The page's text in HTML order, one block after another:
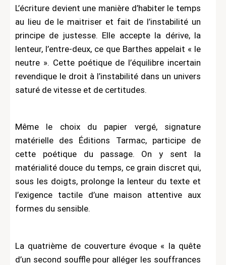
L’écriture devient une manière d’habiter le temps
au lieu de le maitriser et fait de l’instabilité un
principe de justesse. Elle accepte la dérive, la
lenteur, l’entre-deux, ce que Barthes appelait « le
neutre ». Cette poétique de l’équilibre incertain
revendique le droit à l’instabilité dans un univers
saturé de vitesse et de certitudes.
Même le choix du papier vergé, signature
matérielle des Éditions Tarmac, participe de
cette poétique du passage. On y sent la
matérialité douce du temps, ce grain discret qui,
sous les doigts, prolonge la lenteur du texte et
l’exigence tactile d’une maison attentive aux
formes du sensible.
La quatrième de couverture évoque « la quête
d’un second souffle pour alléger les souffrances